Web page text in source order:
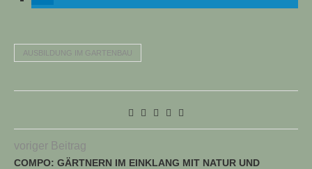
AUSBILDUNG IM GARTENBAU
voriger Beitrag
COMPO: GÄRTNERN IM EINKLANG MIT NATUR UND